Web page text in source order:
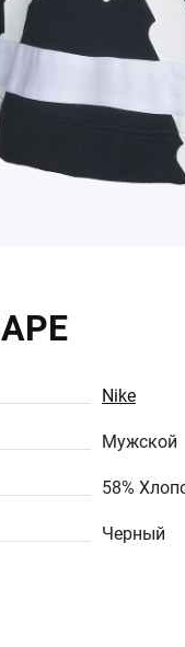
Nike
Мужской
58%
Черный